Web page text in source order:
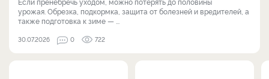
урожая. Обрезка, подкормка, защита от болезней и вредителей, а
также подготовка к зиме — ...
30.07.2026 0 722